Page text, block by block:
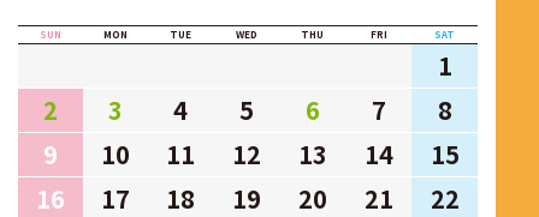
SUN MON TUE WED THU FRI SAT
1
2
3 4 5 6 7
8
9
10 11 12 13 14
15
16
17 18 19 20 21
22